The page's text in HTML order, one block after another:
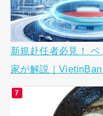
新規赴任者必見！
家が解説｜